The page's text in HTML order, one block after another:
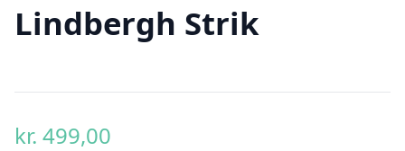
Lindbergh Strik
kr. 499,00